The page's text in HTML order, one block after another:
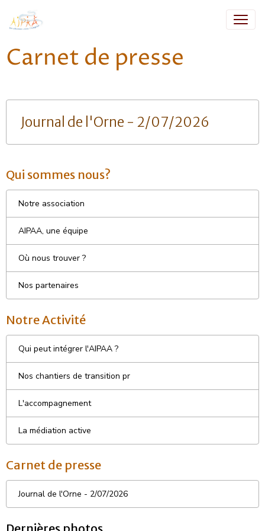
Carnet de presse
Journal de l'Orne - 2/07/2026
Qui sommes nous?
Notre association
AIPAA, une équipe
Où nous trouver ?
Nos partenaires
Notre Activité
Qui peut intégrer l'AIPAA ?
Nos chantiers de transition pr
L'accompagnement
La médiation active
Carnet de presse
Journal de l'Orne - 2/07/2026